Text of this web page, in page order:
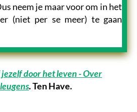
neem je maar voor om in het
(niet per se meer) te gaan
door het leven - Over
.Ten Have.